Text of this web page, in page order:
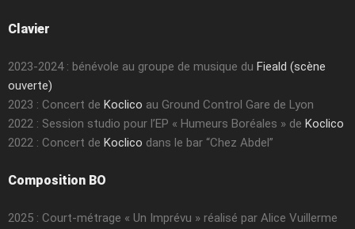
Clavier
2023-2024 : bénévole au groupe de musique du Fieald (scène
ouverte)
2023 : Concert de Koclico au Ground Control Gare de Lyon
2022 : Session studio pour l’EP « Humeurs Boréales » de Koclico
2022 : Concert de Koclico dans le bar “Chez Abdel”
Composition BO
2025 : Court-métrage « Un Imprévu » réalisé par Alice Vuillerme